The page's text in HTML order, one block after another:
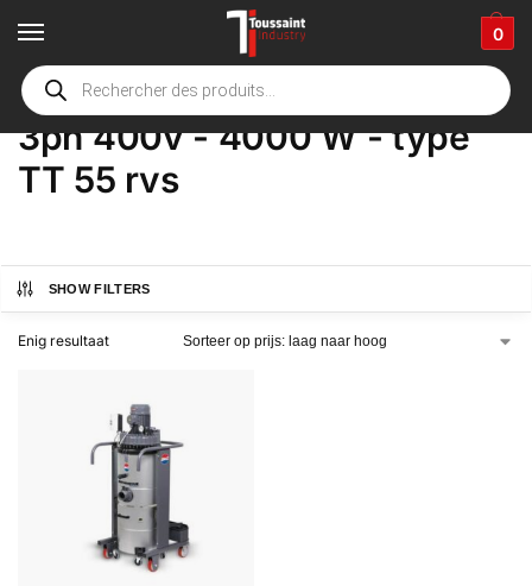
0
Home Winkel / Product Opties /
3ph 400v - 4000 W - type
TT 55 rvs
SHOW FILTERS
Enig resultaat